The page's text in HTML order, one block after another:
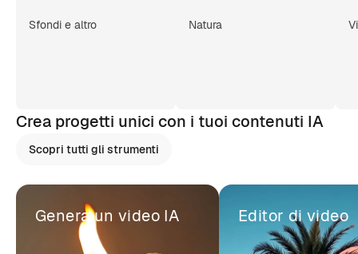
Sfondi e altro Natura
Crea progetti unici con i tuoi contenuti IA
Scopri tutti gli strumenti
Genera un video IA Editor di video